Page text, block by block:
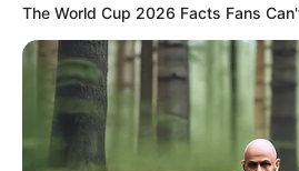
Τελευταία
Μακάβριο εύρημα:
προχωρημένη σήψη
The World Cup 2026 Facts Fans